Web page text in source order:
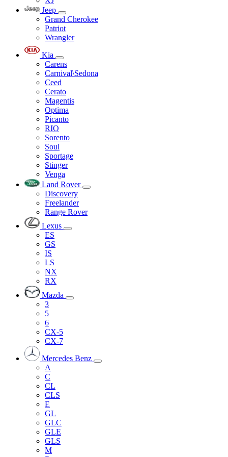
Jeep
Grand Cherokee
Patriot
Wrangler
Kia
Carens
Carnival\Sedona
Ceed
Cerato
Magentis
Optima
Picanto
RIO
Sorento
Soul
Sportage
Stinger
Venga
Land Rover
Discovery
Freelander
Range Rover
Lexus
ES
GS
IS
LS
NX
RX
Mazda
3
5
6
CX-5
CX-7
Mercedes Benz
A
C
CL
CLS
E
GL
GLC
GLE
GLS
M